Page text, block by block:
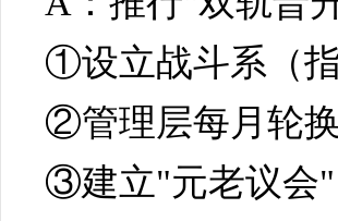
①设立战斗系（
②管理层每月轮
③建立"元老议会"